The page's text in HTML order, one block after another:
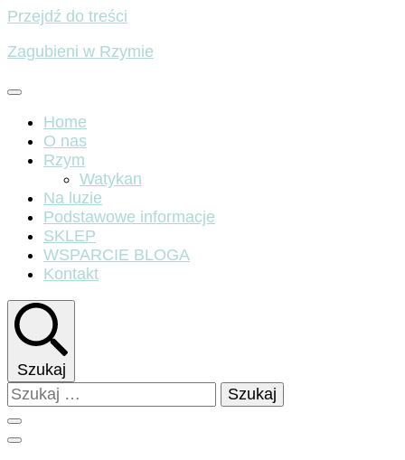
Przejdź do treści
Zagubieni w Rzymie
Home
O nas
Rzym
Watykan
Na luzie
Podstawowe informacje
SKLEP
WSPARCIE BLOGA
Kontakt
Szukaj
Szukaj: